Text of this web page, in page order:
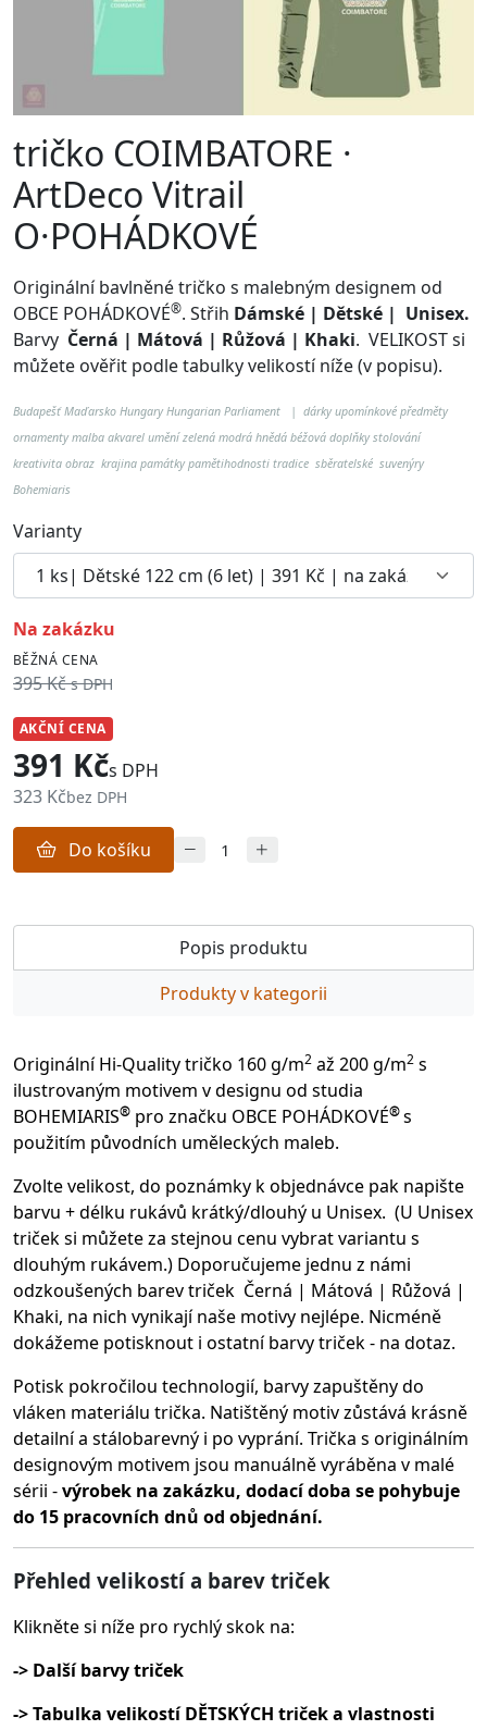
tričko COIMBATORE ·
ArtDeco Vitrail
O·POHÁDKOVÉ
Originální bavlněné tričko s malebným designem od
OBCE POHÁDKOVÉ®. Střih Dámské | Dětské | Unisex.
Barvy Černá | Mátová | Růžová | Khaki. VELIKOST si
můžete ověřit podle tabulky velikostí níže (v popisu).
Budapešť Maďarsko Hungary Hungarian Parliament
| dárky upomínkové předměty
ornamenty malba akvarel umění zelená modrá hnědá béžová doplňky stolování
kreativita obraz krajina památky pamětihodnosti tradice sběratelské suvenýry
Bohemiaris
Varianty
na zakázku
BĚŽNÁ CENA
395 Kč s DPH
AKČNÍ CENA
391 Kčs DPH
323 Kčbez DPH
Do košíku
Popis produktu
Produkty v kategorii
Originální Hi-Quality tričko 160 g/m2 až 200 g/m2 s
ilustrovaným motivem v designu od studia
BOHEMIARIS® pro značku OBCE POHÁDKOVÉ®s
použitím původních uměleckých maleb.
Zvolte velikost, do poznámky k objednávce pak napište
barvu + délku rukávů krátký/dlouhý u Unisex. (U Unisex
triček si můžete za stejnou cenu vybrat variantu s
dlouhým rukávem.) Doporučujeme jednu z námi
odzkoušených barev triček Černá | Mátová | Růžová |
Khaki, na nich vynikají naše motivy nejlépe. Nicméně
dokážeme potisknout i ostatní barvy triček - na dotaz.
Potisk pokročilou technologií, barvy zapuštěny do
vláken materiálu trička. Natištěný motiv zůstává krásně
detailní a stálobarevný i po vyprání. Trička s originálním
designovým motivem jsou manuálně vyráběna v malé
sérii -výrobek na zakázku, dodací doba se pohybuje
do 15 pracovních dnů od objednání.
Přehled velikostí a barev triček
Klikněte si níže pro rychlý skok na:
-> Další barvy triček
-> Tabulka velikostí DĚTSKÝCH triček a vlastnosti